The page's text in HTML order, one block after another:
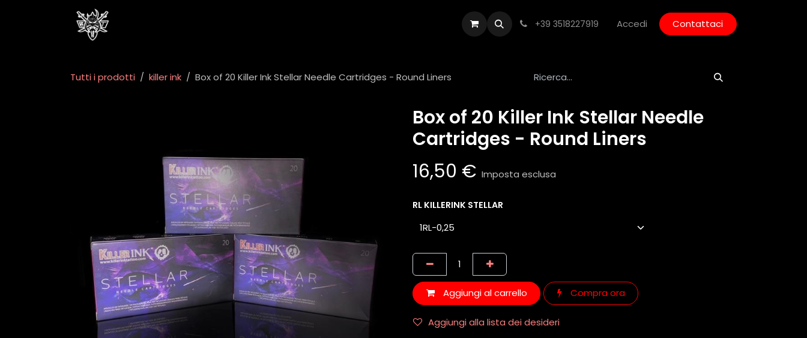
+39 3518227919 Accedi Contattaci
Tutti i prodotti killer ink Box of 20 Killer Ink Stellar Needle Cartridges - Round Liners
Box of 20 Killer Ink Stellar Needle
Cartridges - Round Liners
16,50 € Imposta esclusa
RL KILLERINK STELLAR
Aggiungi al carrello Compra ora
Aggiungi alla lista dei desideri